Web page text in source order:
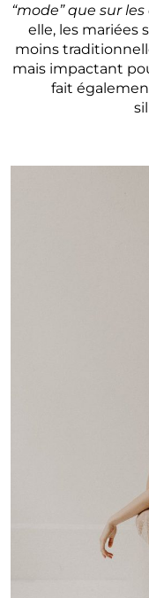
“mode” que sur
elle, les mariées
moins
mais impactant
fait